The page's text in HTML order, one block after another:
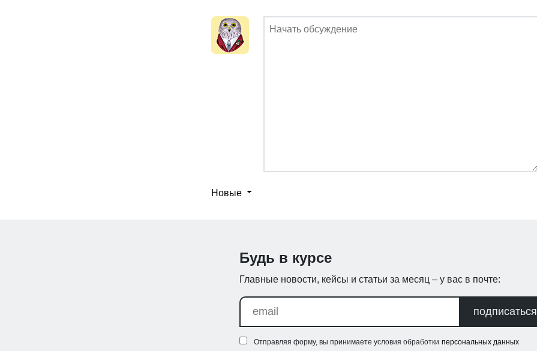
Новые
Будь в курсе
Главные новости, кейсы и статьи за месяц – у вас в почте:
подписаться
Отправляя форму, вы принимаете условия обработки персональных данных